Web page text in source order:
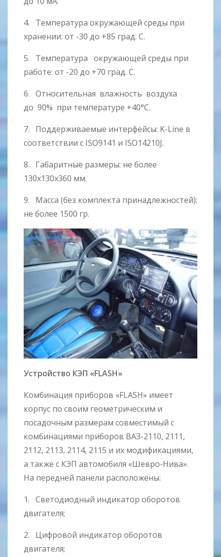
4. Температура окружающей среды при
хранении: от -30 до +85 град. С.
5. Температура окружающей среды при
работе: от -20 до +70 град. С.
6. Относительная влажность воздуха
до 90% при температуре +40°С.
7. Поддерживаемые интерфейсы: K-Line в
соответствии с ISO9141 и ISO14210J.
8. Габаритные размеры: не более
130x130x360 мм.
9. Масса (без комплекта принадлежностей):
не более 1500 гр.
Устройство КЭП «FLASH»
Комбинация приборов «FLASH» имеет
корпус по своим геометрическим и
посадочным размерам совместимый с
комбинациями приборов ВАЗ-2110, 2111,
2112, 2113, 2114, 2115 и их модификациями,
а также с КЭП автомобиля «Шевро-Нива».
На передней панели расположены:
1. Светодиодный индикатор оборотов
двигателя;
2. Цифровой индикатор оборотов
двигателя;